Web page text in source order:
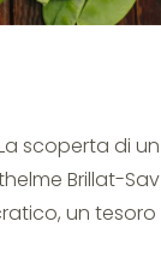
scoperta di un
Brillat-Sav
un tesoro